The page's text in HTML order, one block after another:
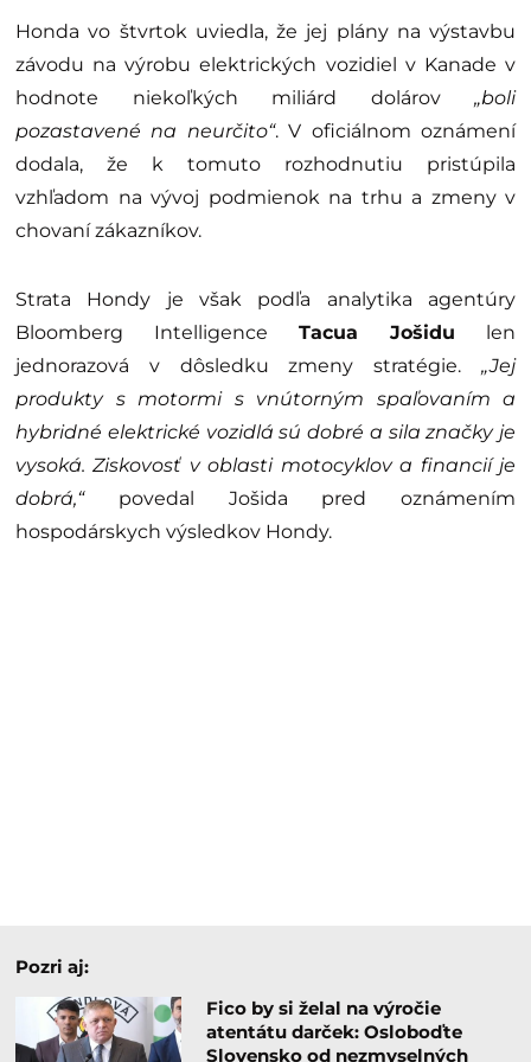
Honda vo štvrtok uviedla, že jej plány na výstavbu
závodu na výrobu elektrických vozidiel v Kanade v
hodnote niekoľkých miliárd dolárov „boli
pozastavené na neurčito“. V oficiálnom oznámení
dodala, že k tomuto rozhodnutiu pristúpila
vzhľadom na vývoj podmienok na trhu a zmeny v
chovaní zákazníkov.
Strata Hondy je však podľa analytika agentúry
Bloomberg Intelligence Tacua Jošidu len
jednorazová v dôsledku zmeny stratégie. „Jej
produkty s motormi s vnútorným spaľovaním a
hybridné elektrické vozidlá sú dobré a sila značky je
vysoká. Ziskovosť v oblasti motocyklov a financií je
dobrá,“povedal Jošida pred oznámením
hospodárskych výsledkov Hondy.
Pozri aj:
Fico by si želal na výročie
atentátu darček: Osloboďte
Slovensko od nezmyselných